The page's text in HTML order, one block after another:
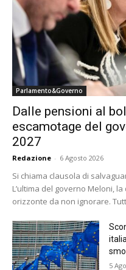
Parlamento&Governo
Dalle pensioni al
escamotage del
2027
Redazione - 6 Agosto 2026
Si chiama clausola di
L’ultima del governo Meloni,
orizzonte da non ignorare.
5